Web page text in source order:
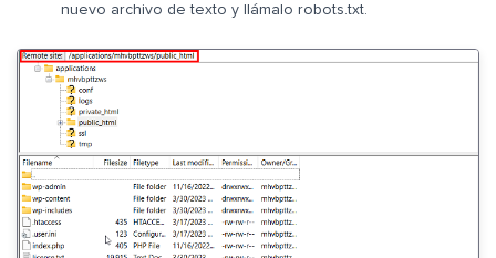
nuevo archivo de texto y llámalo robots.txt.